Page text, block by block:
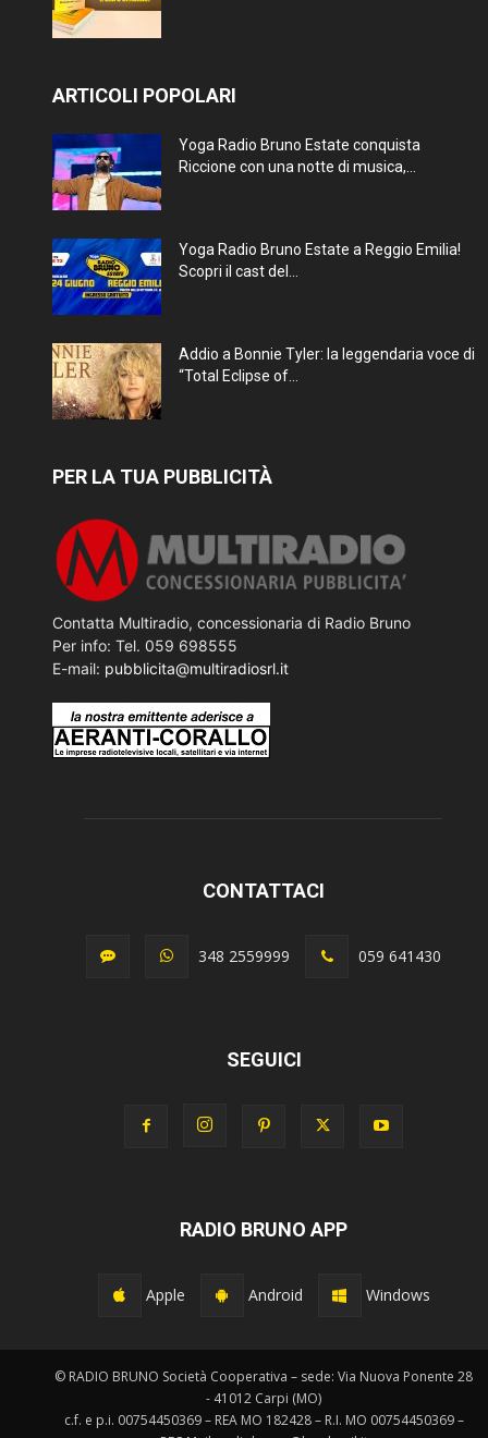
ARTICOLI POPOLARI
Yoga Radio Bruno Estate conquista
Riccione con una notte di musica,...
Yoga Radio Bruno Estate a Reggio Emilia!
Scopri il cast del...
Addio a Bonnie Tyler: la leggendaria voce di
“Total Eclipse of...
PER LA TUA PUBBLICITÀ
Contatta Multiradio, concessionaria di Radio Bruno
Per info: Tel. 059 698555
E-mail: pubblicita@multiradiosrl.it
CONTATTACI
348 2559999 059 641430
SEGUICI
RADIO BRUNO APP
Apple Android Windows
© RADIO BRUNO Società Cooperativa – sede: Via Nuova Ponente 28
- 41012 Carpi (MO)
c.f. e p.i. 00754450369 – REA MO 182428 – R.I. MO 00754450369 –